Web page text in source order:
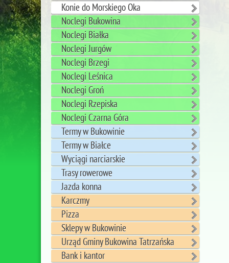
Konie do Morskiego Oka
Noclegi Bukowina
Noclegi Białka
Noclegi Jurgów
Noclegi Brzegi
Noclegi Leśnica
Noclegi Groń
Noclegi Rzepiska
Noclegi Czarna Góra
Termy w Bukowinie
Termy w Białce
Wyciągi narciarskie
Trasy rowerowe
Jazda konna
Karczmy
Pizza
Sklepy w Bukowinie
Urząd Gminy Bukowina Tatrzańska
Bank i kantor